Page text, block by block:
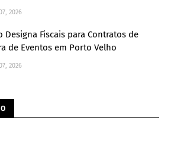
2026
Designa Fiscais para Contratos de
de Eventos em Porto Velho
2026